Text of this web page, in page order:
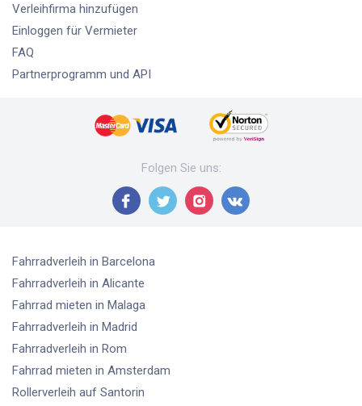
Verleihfirma hinzufügen
Einloggen für Vermieter
FAQ
Partnerprogramm und API
Folgen Sie uns:
Fahrradverleih in Barcelona
Fahrradverleih in Alicante
Fahrrad mieten in Malaga
Fahrradverleih in Madrid
Fahrradverleih in Rom
Fahrrad mieten in Amsterdam
Rollerverleih auf Santorin